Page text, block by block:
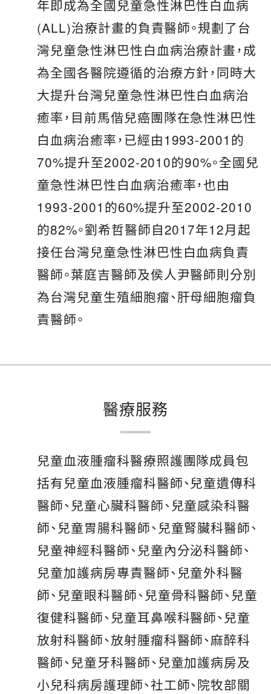
年即成為全國兒童急性淋巴性白血病
(ALL)治療計畫的負責醫師。規劃了台
灣兒童急性淋巴性白血病治療計畫，成
為全國各醫院遵循的治療方針，同時大
大提升台灣兒童急性淋巴性白血病治
癒率，目前馬偕兒癌團隊在急性淋巴性
白血病治癒率，已經由1993-2001的
70%提升至2002-2010的90%。全國兒
童急性淋巴性白血病治癒率，也由
1993-2001的60%提升至2002-2010
的82%。劉希哲醫師自2017年12月起
接任台灣兒童急性淋巴性白血病負責
醫師。葉庭吉醫師及侯人尹醫師則分別
為台灣兒童生殖細胞瘤、肝母細胞瘤負
責醫師。
醫療服務
兒童血液腫瘤科醫療照護團隊成員包
括有兒童血液腫瘤科醫師、兒童遺傳科
醫師、兒童心臟科醫師、兒童感染科醫
師、兒童胃腸科醫師、兒童腎臟科醫師、
兒童神經科醫師、兒童內分泌科醫師、
兒童加護病房專責醫師、兒童外科醫
師、兒童眼科醫師、兒童骨科醫師、兒童
復健科醫師、兒童耳鼻喉科醫師、兒童
放射科醫師、放射腫瘤科醫師、麻醉科
醫師、兒童牙科醫師、兒童加護病房及
小兒科病房護理師、社工師、院牧部關